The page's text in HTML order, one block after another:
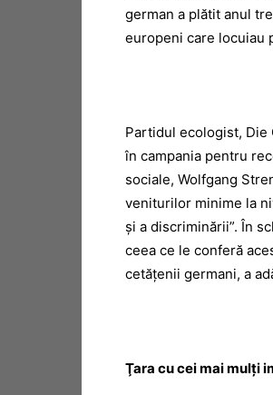
german a plătit anul
europeni care locuiau
Partidul ecologist, Die
în campania pentru
sociale, Wolfgang
veniturilor minime la
şi a discriminării”. În
ceea ce le conferă
cetăţenii germani, a
Ţara cu cei mai mulţi